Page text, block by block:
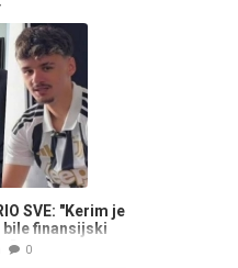
SVE: "Kerim je
bile finansijski
0